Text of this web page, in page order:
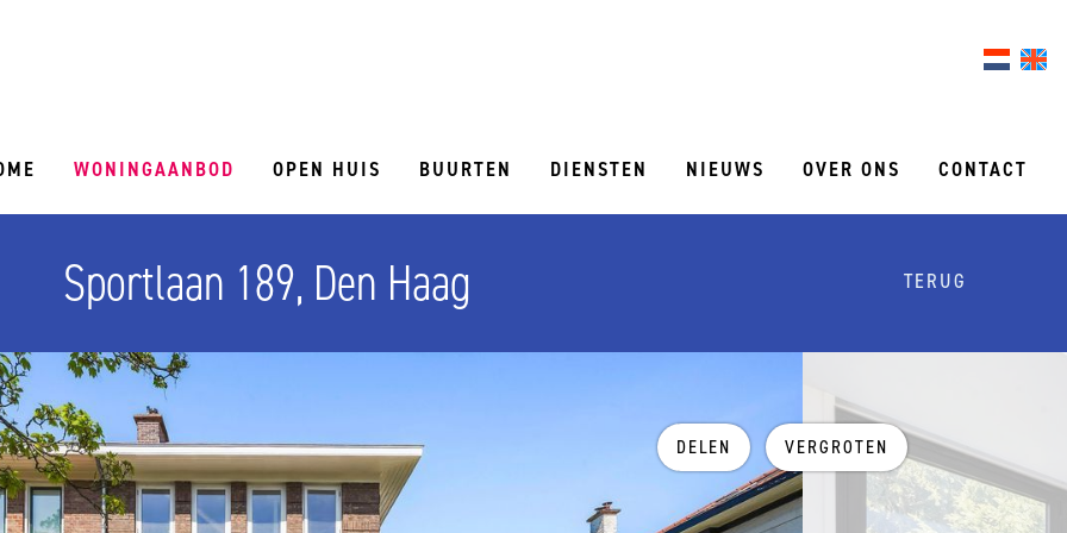
WONINGAANBOD OPEN HUIS BUURTEN DIENSTEN NIEUWS OVER ONS CONTACT
Sportlaan 189, Den Haag TERUG
DELEN VERGROTEN